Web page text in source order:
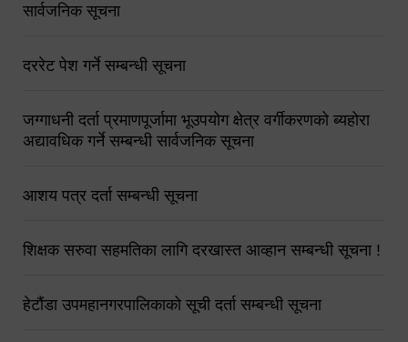
सार्वजनिक सूचना
दररेट पेश गर्ने सम्बन्धी सूचना
जग्गाधनी दर्ता प्रमाणपूर्जामा भूउपयोग क्षेत्र वर्गीकरणको ब्यहोरा
अद्यावधिक गर्ने सम्बन्धी सार्वजनिक सूचना
आशय पत्र दर्ता सम्बन्धी सूचना
शिक्षक सरुवा सहमतिका लागि दरखास्त आव्हान सम्बन्धी सूचना !
हेटौंडा उपमहानगरपालिकाको सूची दर्ता सम्बन्धी सूचना